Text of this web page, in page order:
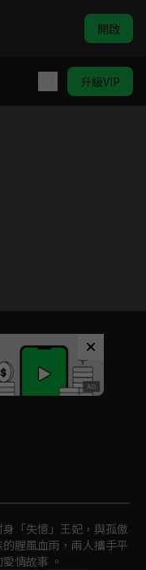
開啟
升級VIP
「失憶」王妃，與孤傲
腥風血雨，兩人攜手平
情故事 。